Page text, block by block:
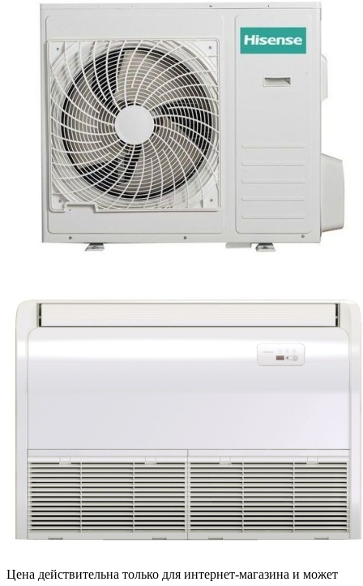
Цена действительна только для интернет-магазина и может